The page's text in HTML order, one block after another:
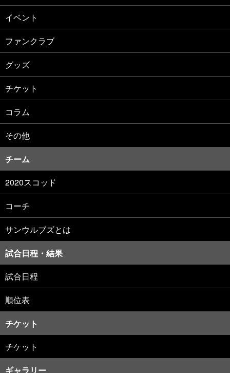
イベント
ファンクラブ
グッズ
チケット
コラム
その他
チーム
2020スコッド
コーチ
サンウルブズとは
試合日程・結果
試合日程
順位表
チケット
チケット
ギャラリー